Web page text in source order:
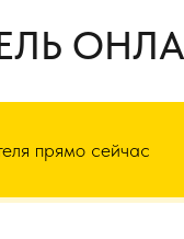
прямо сейчас